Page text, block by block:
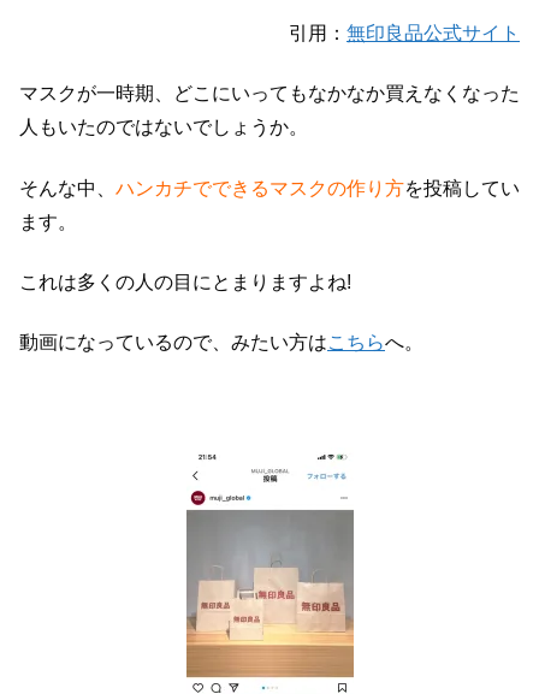
引用： 無印良品公式サイト
マスクが一時期、どこにいってもなかなか買えなくなった
人もいたのではないでしょうか。
そんな中、 ハンカチでできるマスクの作り方を投稿してい
ます。
これは多くの人の目にとまりますよね!
動画になっているので、みたい方はこちらへ。